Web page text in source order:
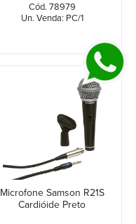
Cód. 78979
Un. Venda: PC/1
Microfone Samson R21S
Cardióide Preto